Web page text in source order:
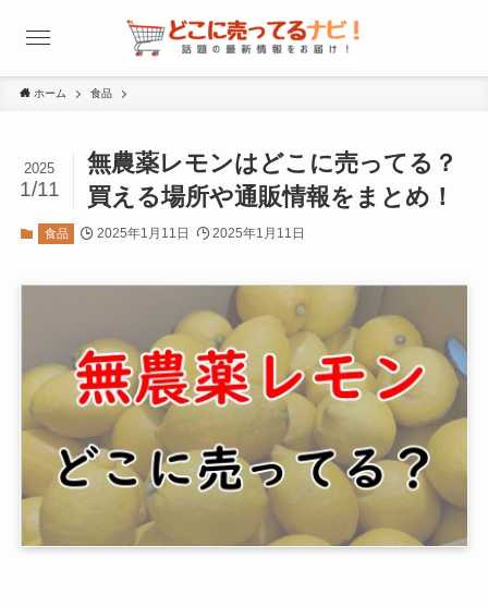
ホーム 食品
無農薬レモンはどこに売ってる？
買える場所や通販情報をまとめ！
2025
1/11
食品 2025年1月11日 2025年1月11日